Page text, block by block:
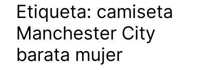
Etiqueta: camiseta
Manchester City
barata mujer